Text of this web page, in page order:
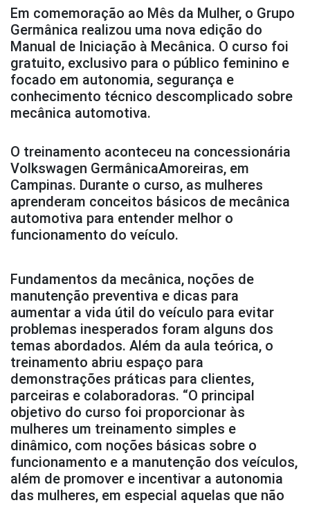
Em comemoração ao Mês da Mulher, o Grupo
Germânica realizou uma nova edição do
Manual de Iniciação à Mecânica. O curso foi
gratuito, exclusivo para o público feminino e
focado em autonomia, segurança e
conhecimento técnico descomplicado sobre
mecânica automotiva.
O treinamento aconteceu na concessionária
Volkswagen GermânicaAmoreiras, em
Campinas. Durante o curso, as mulheres
aprenderam conceitos básicos de mecânica
automotiva para entender melhor o
funcionamento do veículo.
Fundamentos da mecânica, noções de
manutenção preventiva e dicas para
aumentar a vida útil do veículo para evitar
problemas inesperados foram alguns dos
temas abordados. Além da aula teórica, o
treinamento abriu espaço para
demonstrações práticas para clientes,
parceiras e colaboradoras. “O principal
objetivo do curso foi proporcionar às
mulheres um treinamento simples e
dinâmico, com noções básicas sobre o
funcionamento e a manutenção dos veículos,
além de promover e incentivar a autonomia
das mulheres, em especial aquelas que não